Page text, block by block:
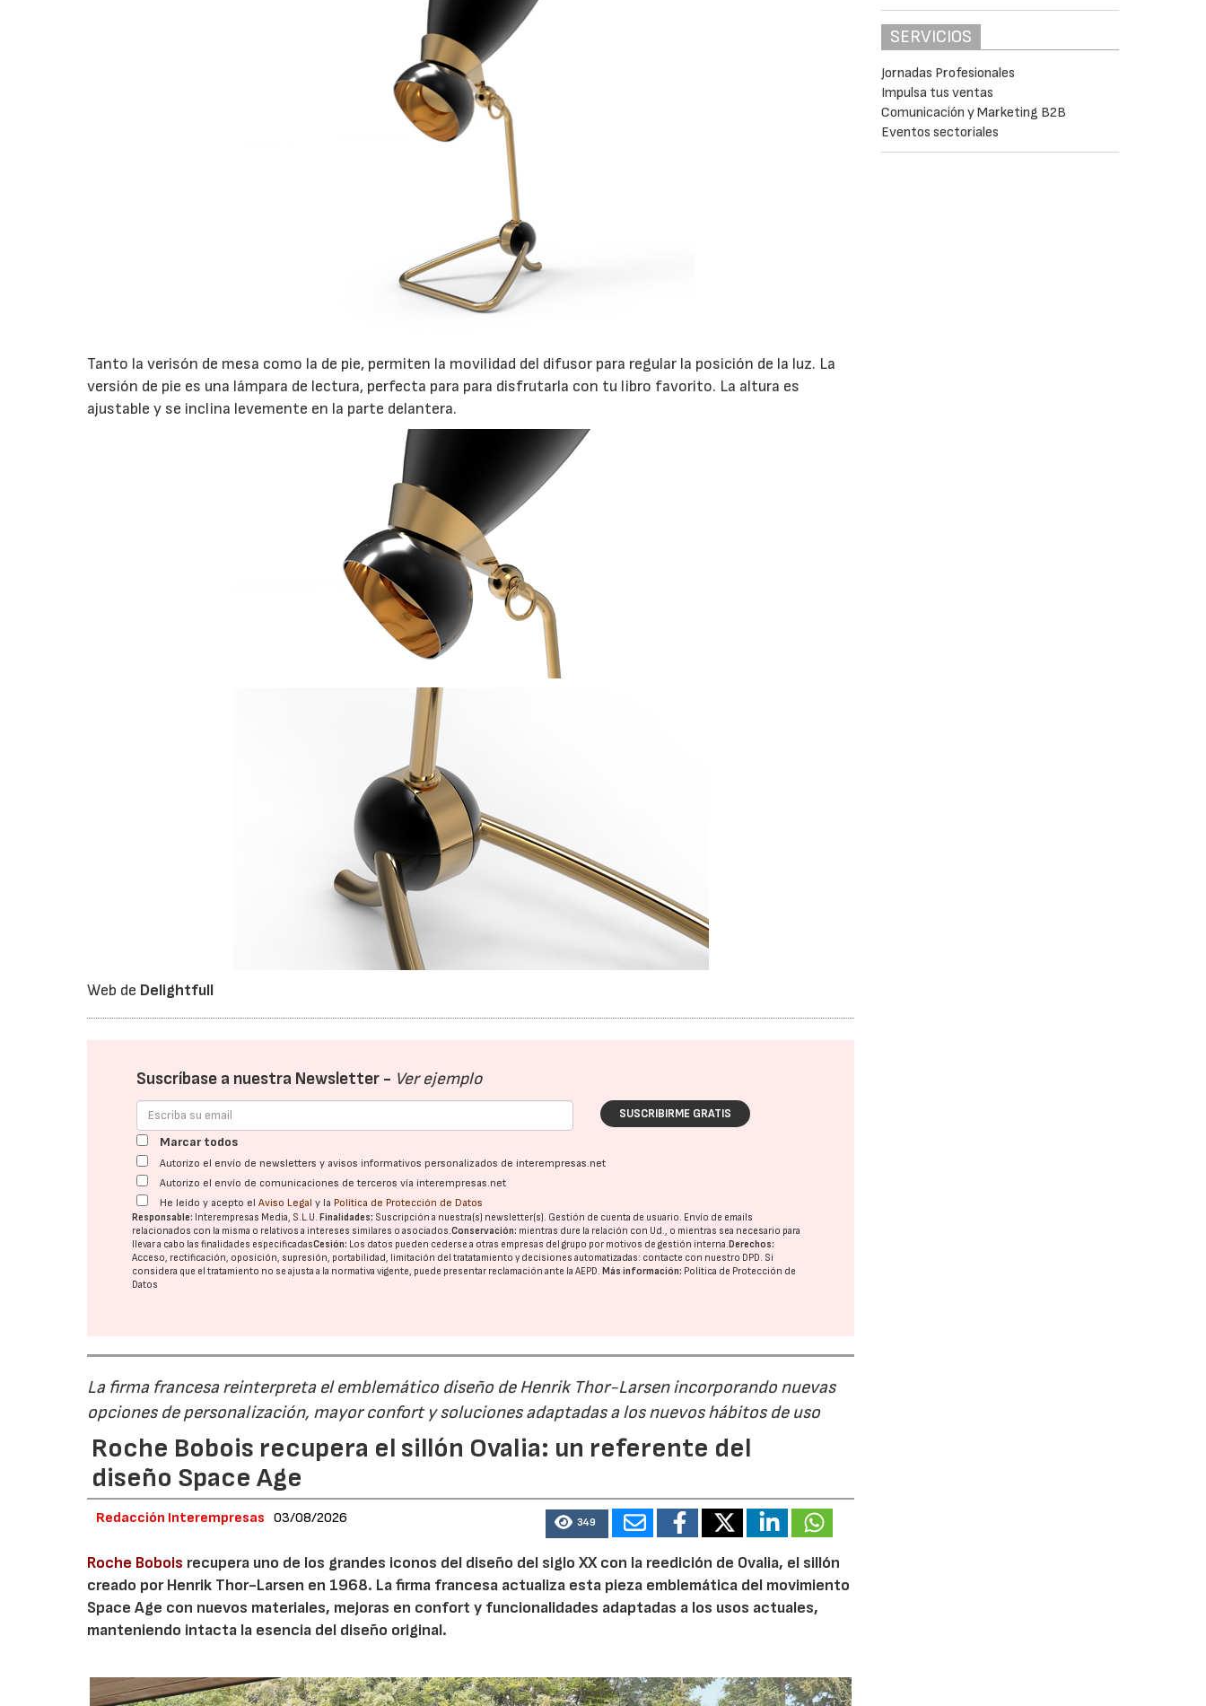
Tanto la verisón de mesa como la de pie, permiten la movilidad del difusor para regular la posición de la luz. La
versión de pie es una lámpara de lectura, perfecta para para disfrutarla con tu libro favorito. La altura es
ajustable y se inclina levemente en la parte delantera.
Web de Delightfull
Suscríbase a nuestra Newsletter - Ver ejemplo
SUSCRIBIRME GRATIS
Marcar todos
Autorizo el envío de newsletters y avisos informativos personalizados de interempresas.net
Autorizo el envío de comunicaciones de terceros vía interempresas.net
He leído y acepto elAviso Legal y la Política de Protección de Datos
Responsable: Interempresas Media, S.L.U.Finalidades: Suscripción a nuestra(s) newsletter(s). Gestión de cuenta de usuario. Envío de emails
relacionados con la misma o relativos a intereses similares o asociados.Conservación: mientras dure la relación con Ud., o mientras sea necesario para
llevar a cabo las finalidades especificadasCesión: Los datos pueden cederse a otras empresas del grupo por motivos de gestión interna.Derechos:
Acceso, rectificación, oposición, supresión, portabilidad, limitación del tratatamiento y decisiones automatizadas: contacte con nuestro DPD. Si
considera que el tratamiento no se ajusta a la normativa vigente, puede presentar reclamación ante laAEPD.Más información: Política de Protección de
Datos
La firma francesa reinterpreta el emblemático diseño de Henrik Thor-Larsen incorporando nuevas
opciones de personalización, mayor confort y soluciones adaptadas a los nuevos hábitos de uso
Roche Bobois recupera el sillón Ovalia: un referente del
diseño Space Age
Redacción Interempresas 03/08/2026 349
Roche Bobois recupera uno de los grandes iconos del diseño del siglo XX con la reedición de Ovalia, el sillón
creado por Henrik Thor-Larsen en 1968. La firma francesa actualiza esta pieza emblemática del movimiento
Space Age con nuevos materiales, mejoras en confort y funcionalidades adaptadas a los usos actuales,
manteniendo intacta la esencia del diseño original.
SERVICIOS
Jornadas Profesionales
Impulsa tus ventas
Comunicación y Marketing B2B
Eventos sectoriales